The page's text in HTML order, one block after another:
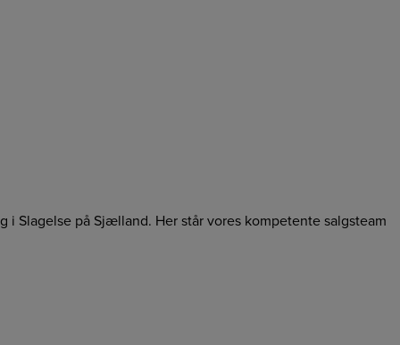
Slagelse på Sjælland. Her står vores kompetente salgsteam